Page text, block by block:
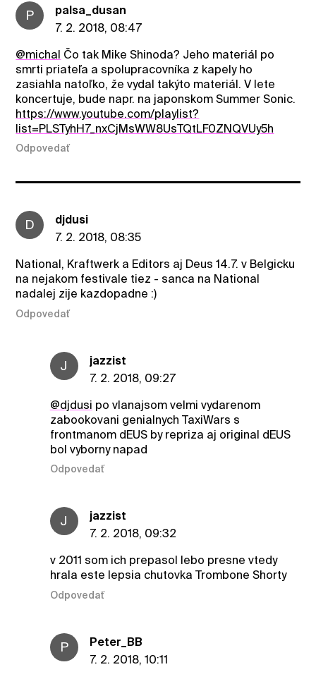
P
palsa_dusan
7. 2. 2018, 08:47
@michal Čo tak Mike Shinoda? Jeho materiál po
smrti priateľa a spolupracovníka z kapely ho
zasiahla natoľko, že vydal takýto materiál. V lete
koncertuje, bude napr. na japonskom Summer Sonic.
https://www.youtube.com/playlist?
list=PLSTyhH7_nxCjMsWW8UsTQtLF0ZNQVUy5h
Odpovedať
D
djdusi
7. 2. 2018, 08:35
National, Kraftwerk a Editors aj Deus 14.7. v Belgicku
na nejakom festivale tiez - sanca na National
nadalej zije kazdopadne :)
Odpovedať
J
jazzist
7. 2. 2018, 09:27
@djdusi po vlanajsom velmi vydarenom
zabookovani genialnych TaxiWars s
frontmanom dEUS by repriza aj original dEUS
bol vyborny napad
Odpovedať
J
jazzist
7. 2. 2018, 09:32
v 2011 som ich prepasol lebo presne vtedy
hrala este lepsia chutovka Trombone Shorty
Odpovedať
P
Peter_BB
7. 2. 2018, 10:11